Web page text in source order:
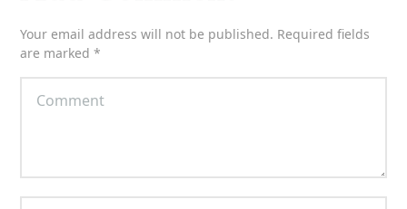
Your email address will not be published. Required fields
are marked *